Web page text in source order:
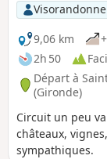
9,06 km
2h 50
Départ à
(Gironde)
Circuit un peu
châteaux,
sympathiques.